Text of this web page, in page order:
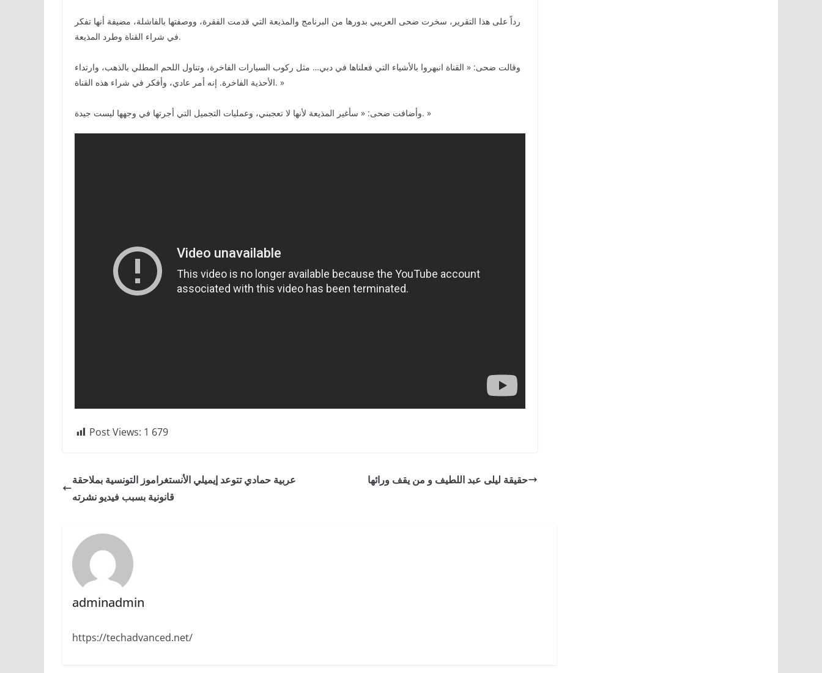
رداً على هذا التقرير، سخرت ضحى العريبي بدورها من البرنامج والمذيعة التي قدمت الفقرة، ووصفتها بالفاشلة، مضيفة أنها تفكر
في شراء القناة وطرد المذيعة.
وقالت ضحى: « القناة انبهروا بالأشياء التي فعلناها في دبي… مثل ركوب السيارات الفاخرة، وتناول اللحم المطلي بالذهب، وارتداء
الأحذية الفاخرة. إنه أمر عادي، وأفكر في شراء هذه القناة. »
وأضافت ضحى: « سأغير المذيعة لأنها لا تعجبني، وعمليات التجميل التي أجرتها في وجهها ليست جيدة. »
Post Views: 1 679
عربية حمادي تتوعد إيميلي الأنستغراموز التونسية بملاحقة
قانونية بسبب فيديو نشرته
حقيقة ليلى عبد اللطيف و من يقف ورائها
adminadmin
https://techadvanced.net/